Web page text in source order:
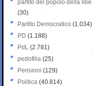
partito del popolo della
(30)
Partito Democratico (1.034)
PD (1.188)
PdL (2.781)
pedofilia (25)
Pensioni (129)
Politica (40.814)